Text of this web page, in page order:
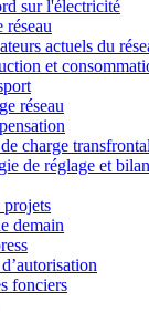
sur l'électricité
réseau
actuels du
et
réseau
charge
de réglage et
projets
demain
fonciers